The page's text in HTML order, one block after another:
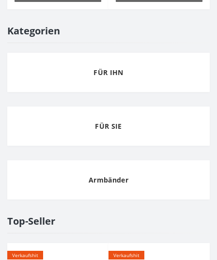
Kategorien
FÜR IHN
FÜR SIE
Armbänder
Top-Seller
Verkaufshit
Verkaufshit